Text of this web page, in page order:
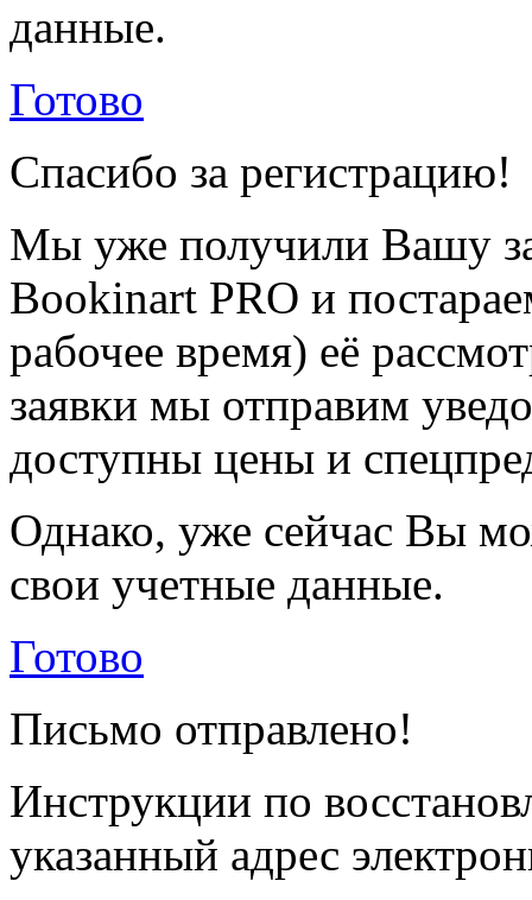
данные.
Готово
Спасибо за регистрацию!
Мы уже получили Вашу
Bookinart PRO и
рабочее время) её
заявки мы отправим
доступны цены и
Однако, уже сейчас Вы
свои учетные данные.
Готово
Письмо отправлено!
Инструкции по
указанный адрес